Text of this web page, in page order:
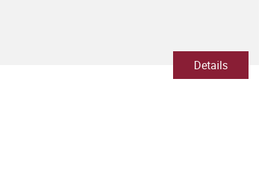
Details